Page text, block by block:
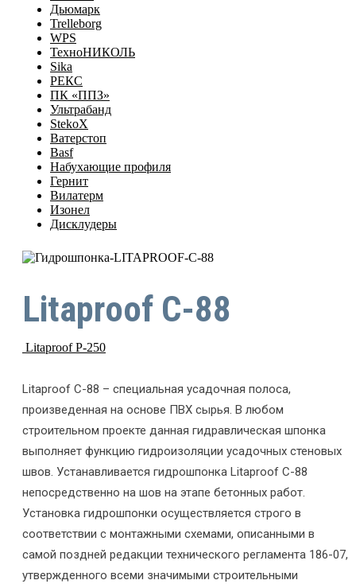
Дьюмарк
Trelleborg
WPS
ТехноНИКОЛЬ
Sika
РЕКС
ПК «ППЗ»
Ультрабанд
StekoX
Ватерстоп
Basf
Набухающие профиля
Гернит
Вилатерм
Изонел
Дисклудеры
Litaproof C-88
Litaproof P-250
Litaproof C-88 – специальная усадочная полоса,
произведенная на основе ПВХ сырья. В любом
строительном проекте данная гидравлическая шпонка
выполняет функцию гидроизоляции усадочных стеновых
швов. Устанавливается гидрошпонка Litaproof C-88
непосредственно на шов на этапе бетонных работ.
Установка гидрошпонки осуществляется строго в
соответствии с монтажными схемами, описанными в
самой поздней редакции технического регламента 186-07,
утвержденного всеми значимыми строительными